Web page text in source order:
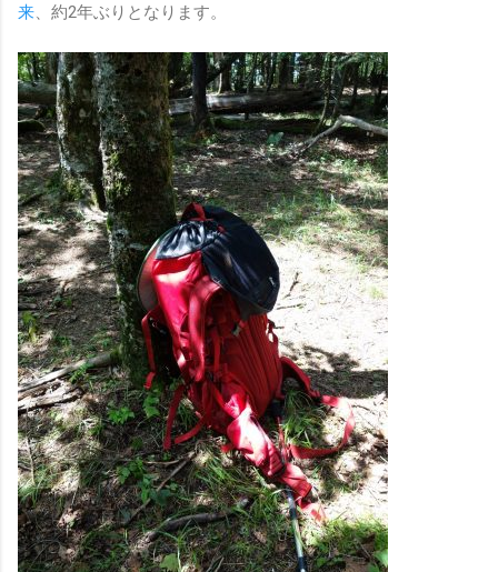
来 、約2年ぶりとなります。